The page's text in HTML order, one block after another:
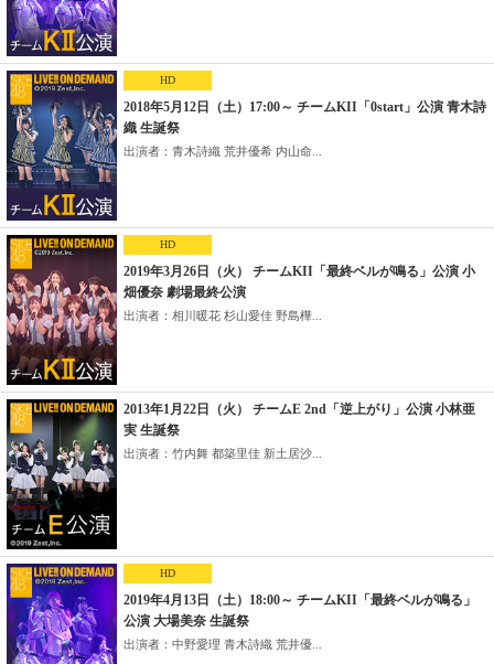
HD
2018年5月12日（土）17:00～ チームKII「0start」公演 青木詩
織 生誕祭
出演者：青木詩織 荒井優希 内山命...
HD
2019年3月26日（火） チームKII「最終ベルが鳴る」公演 小
畑優奈 劇場最終公演
出演者：相川暖花 杉山愛佳 野島樺...
2013年1月22日（火） チームE 2nd「逆上がり」公演 小林亜
実 生誕祭
出演者：竹内舞 都築里佳 新土居沙...
HD
2019年4月13日（土）18:00～ チームKII「最終ベルが鳴る」
公演 大場美奈 生誕祭
出演者：中野愛理 青木詩織 荒井優...